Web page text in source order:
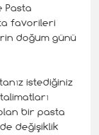
Pasta
favorileri
doğum günü
istediğiniz
bir pasta
değişiklik